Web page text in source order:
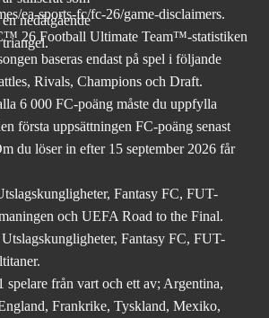
ea-sports-fc/fc-26/game-disclaimers.
26 Football Ultimate Team™-statistiken
baseras endast på spel i följande
Rivals, Champions och Draft.
6 000 FC-poäng måste du uppfylla
första uppsättningen FC-poäng senast
du löser in efter 15 september 2026 får
Fantasy FC, FUT-
och UEFA Road to the Final.
Fantasy FC, FUT-
spelare från vart och ett av; Argentina,
Frankrike, Tyskland, Mexiko,